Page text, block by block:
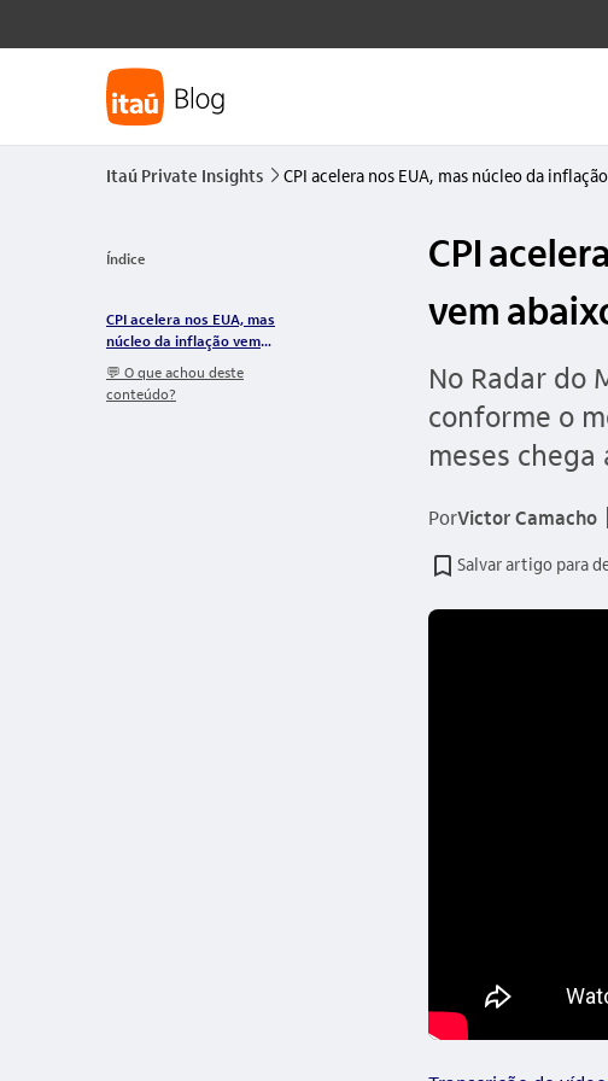
Itaú Private Insights seta_direita CPI acelera nos EUA, mas núcleo da
Índice
CPI acelera nos EUA, mas
núcleo da inflação vem
💬 O que achou deste
conteúdo?
CPI
vem
No Radar do
conforme o
meses
PorVictor Camacho
Salvar artigo para